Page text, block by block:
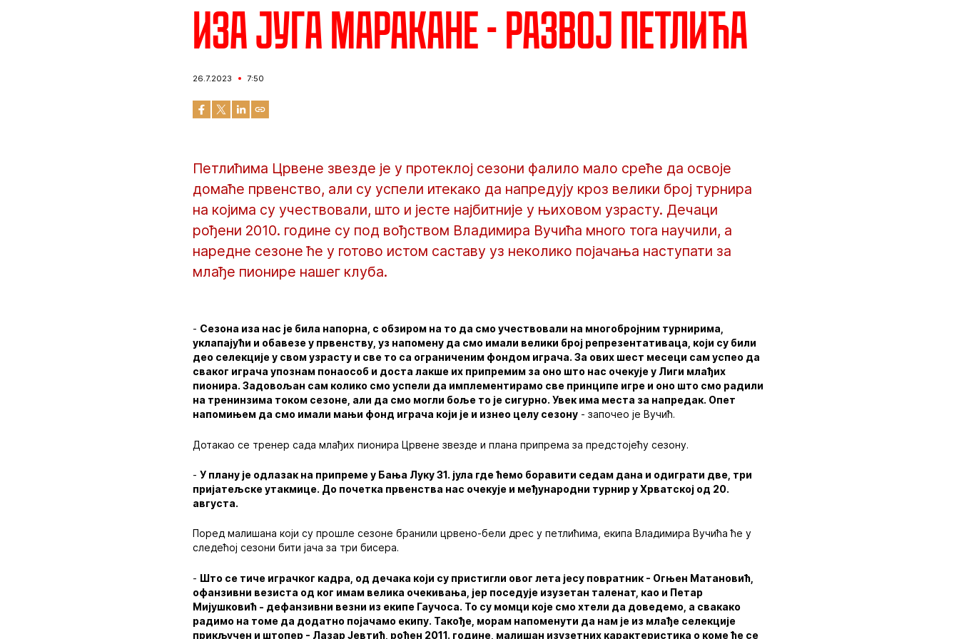
Иза југа Маракане - Развој петлића
26.7.2023 7:50
Петлићима Црвене звезде је у протеклој сезони фалило мало среће да освоје
домаће првенство, али су успели итекако да напредују кроз велики број турнира
на којима су учествовали, што и јесте најбитније у њиховом узрасту. Дечаци
рођени 2010. године су под вођством Владимира Вучића много тога научили, а
наредне сезоне ће у готово истом саставу уз неколико појачања наступати за
млађе пионире нашег клуба.
- Сезона иза нас је била напорна, с обзиром на то да смо учествовали на многобројним турнирима,
уклапајући и обавезе у првенству, уз напомену да смо имали велики број репрезентативаца, који су били
део селекције у свом узрасту и све то са ограниченим фондом играча. За ових шест месеци сам успео да
сваког играча упознам понаособ и доста лакше их припремим за оно што нас очекује у Лиги млађих
пионира. Задовољан сам колико смо успели да имплементирамо све принципе игре и оно што смо радили
на тренинзима током сезоне, али да смо могли боље то је сигурно. Увек има места за напредак. Опет
напомињем да смо имали мањи фонд играча који је и изнео целу сезону - започео је Вучић.
Дотакао се тренер сада млађих пионира Црвене звезде и плана припрема за предстојећу сезону.
-У плану је одлазак на припреме у Бања Луку 31. јула где ћемо боравити седам дана и одиграти две, три
пријатељске утакмице. До почетка првенства нас очекује и међународни турнир у Хрватској од 20.
августа.
Поред малишана који су прошле сезоне бранили црвено-бели дрес у петлићима, екипа Владимира Вучића ће у
следећој сезони бити јача за три бисера.
- Што се тиче играчког кадра, од дечака који су пристигли овог лета јесу повратник - Огњен Матановић,
офанзивни везиста од ког имам велика очекивања, јер поседује изузетан таленат, као и Петар
Мијушковић - дефанзивни везни из екипе Гаучоса. То су момци које смо хтели да доведемо, а свакако
радимо на томе да додатно појачамо екипу. Такође, морам напоменути да нам је из млађе селекције
прикључен и штопер - Лазар Јевтић, рођен 2011. године, малишан изузетних карактеристика о коме ће се